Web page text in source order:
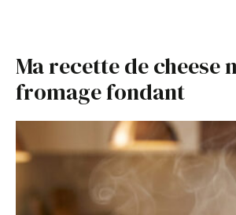
Ma recette de cheese
fromage fondant